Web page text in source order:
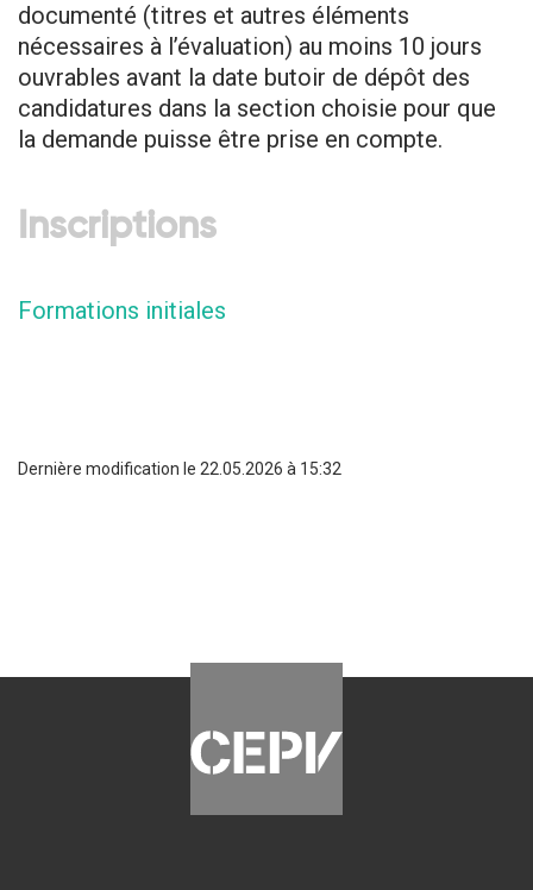
documenté (titres et autres éléments
nécessaires à l’évaluation) au moins 10 jours
ouvrables avant la date butoir de dépôt des
candidatures dans la section choisie pour que
la demande puisse être prise en compte.
Inscriptions
Formations initiales
Dernière modification le 22.05.2026 à 15:32